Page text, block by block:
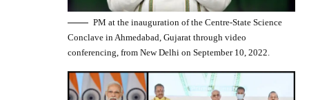
PM at the inauguration of the Centre-State Science
Conclave in Ahmedabad, Gujarat through video
conferencing, from New Delhi on September 10, 2022.